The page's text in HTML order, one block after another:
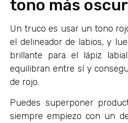
tono más
Un truco es usar un tono
el delineador de labios, y
brillante para el lápiz
equilibran entre sí y
de rojo.
Puedes superponer
siempre empiezo con un